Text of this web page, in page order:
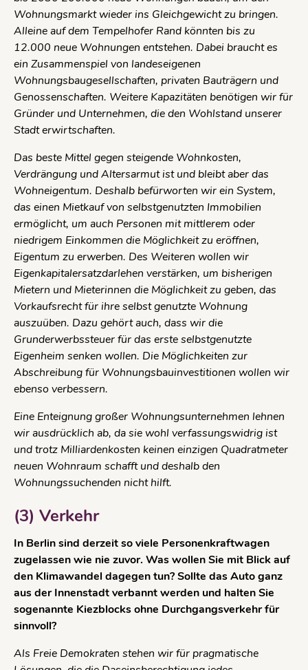
Wohnungsmarkt wieder ins Gleichgewicht zu bringen.
Alleine auf dem Tempelhofer Rand könnten bis zu
12.000 neue Wohnungen entstehen. Dabei braucht es
ein Zusammenspiel von landeseigenen
Wohnungsbaugesellschaften, privaten Bauträgern und
Genossenschaften. Weitere Kapazitäten benötigen wir für
Gründer und Unternehmen, die den Wohlstand unserer
Stadt erwirtschaften.
Das beste Mittel gegen steigende Wohnkosten,
Verdrängung und Altersarmut ist und bleibt aber das
Wohneigentum. Deshalb befürworten wir ein System,
das einen Mietkauf von selbstgenutzten Immobilien
ermöglicht, um auch Personen mit mittlerem oder
niedrigem Einkommen die Möglichkeit zu eröffnen,
Eigentum zu erwerben. Des Weiteren wollen wir
Eigenkapitalersatzdarlehen verstärken, um bisherigen
Mietern und Mieterinnen die Möglichkeit zu geben, das
Vorkaufsrecht für ihre selbst genutzte Wohnung
auszuüben. Dazu gehört auch, dass wir die
Grunderwerbssteuer für das erste selbstgenutzte
Eigenheim senken wollen. Die Möglichkeiten zur
Abschreibung für Wohnungsbauinvestitionen wollen wir
ebenso verbessern.
Eine Enteignung großer Wohnungsunternehmen lehnen
wir ausdrücklich ab, da sie wohl verfassungswidrig ist
und trotz Milliardenkosten keinen einzigen Quadratmeter
neuen Wohnraum schafft und deshalb den
Wohnungssuchenden nicht hilft.
(3) Verkehr
In Berlin sind derzeit so viele Personenkraftwagen
zugelassen wie nie zuvor. Was wollen Sie mit Blick auf
den Klimawandel dagegen tun? Sollte das Auto ganz
aus der Innenstadt verbannt werden und halten Sie
sogenannte Kiezblocks ohne Durchgangsverkehr für
sinnvoll?
Als Freie Demokraten stehen wir für pragmatische